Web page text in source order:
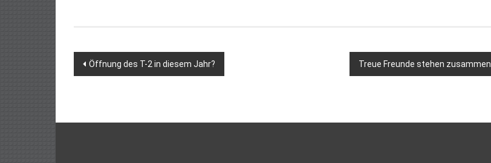
Beitragsnavigation
Öffnung des T-2 in diesem Jahr? Treue Freunde stehen zusammen